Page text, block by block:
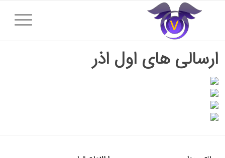
ارسالی های اول اذر